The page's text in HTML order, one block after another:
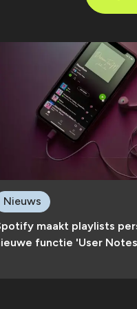
maakt playlists
functie 'User
Nieuws